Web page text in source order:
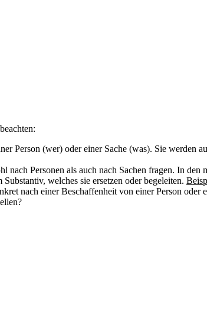
Person (wer) oder einer Sache (was). Sie werden
nach Personen als auch nach Sachen fragen. In
welches sie ersetzen oder begeleiten.
nach einer Beschaffenheit von einer Person oder